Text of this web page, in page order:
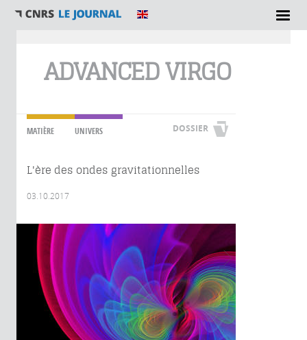
ADVANCED VIRGO
MATIÈRE UNIVERS DOSSIER
L'ère des ondes gravitationnelles
03.10.2017